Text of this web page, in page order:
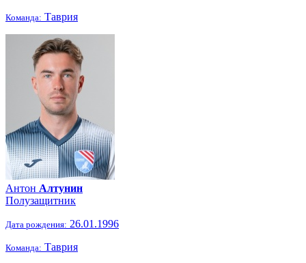
Команда: Таврия
Антон Алтунин
Полузащитник
Дата рождения: 26.01.1996
Команда: Таврия